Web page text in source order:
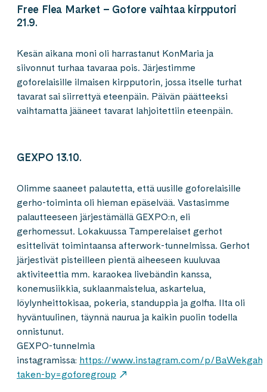
Free Flea Market – Gofore vaihtaa kirpputori
21.9.
Kesän aikana moni oli harrastanut KonMaria ja
siivonnut turhaa tavaraa pois. Järjestimme
goforelaisille ilmaisen kirpputorin, jossa itselle turhat
tavarat sai siirrettyä eteenpäin. Päivän päätteeksi
vaihtamatta jääneet tavarat lahjoitettiin eteenpäin.
GEXPO 13.10.
Olimme saaneet palautetta, että uusille goforelaisille
gerho-toiminta oli hieman epäselvää. Vastasimme
palautteeseen järjestämällä GEXPO:n, eli
gerhomessut. Lokakuussa Tamperelaiset gerhot
esittelivät toimintaansa afterwork-tunnelmissa. Gerhot
järjestivät pisteilleen pientä aiheeseen kuuluvaa
aktiviteettia mm. karaokea livebändin kanssa,
konemusiikkia, suklaanmaistelua, askartelua,
löylynheittokisaa, pokeria, standuppia ja golfia. Ilta oli
hyväntuulinen, täynnä naurua ja kaikin puolin todella
onnistunut.
GEXPO-tunnelmia
instagramissa: https://www.instagram.com/p/
taken-by=goforegroup